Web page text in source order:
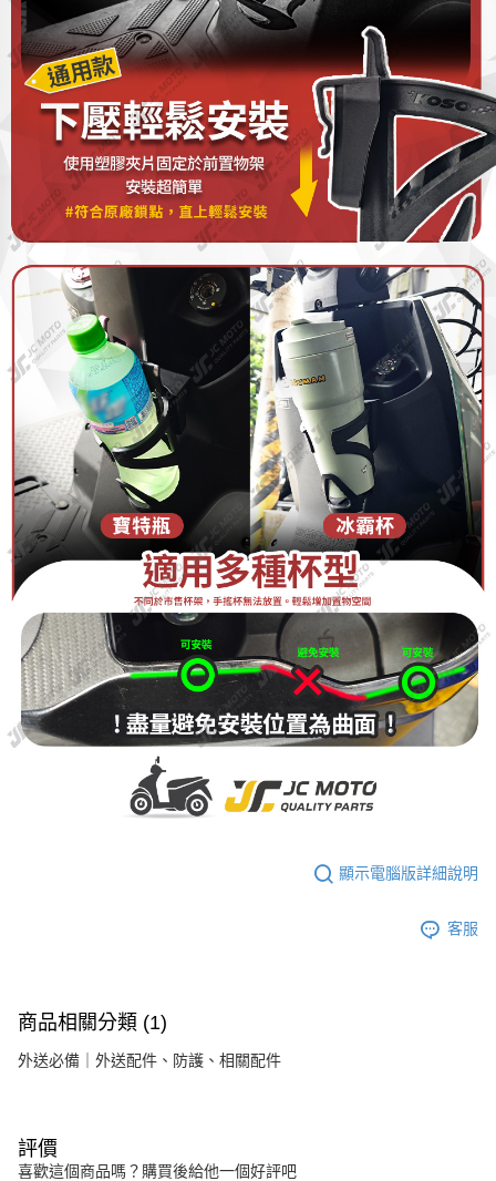
顯示電腦版詳細說明
客服
商品相關分類 (1)
外送必備｜外送配件、防護、相關配件
評價
喜歡這個商品嗎？購買後給他一個好評吧